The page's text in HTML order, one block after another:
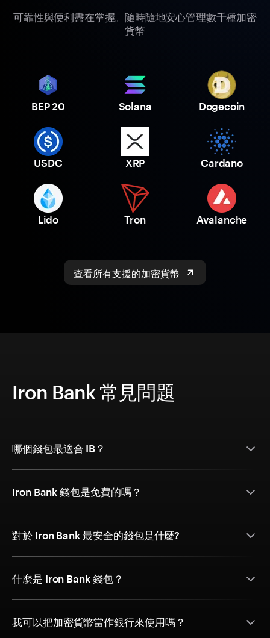
可靠性與便利盡在掌握。隨時隨地安心管理數千種加密
貨幣
BEP 20 Solana Dogecoin
USDC XRP Cardano
Lido Tron Avalanche
查看所有支援的加密貨幣
Iron Bank 常見問題
哪個錢包最適合 IB？
Iron Bank 錢包是免費的嗎？
對於 Iron Bank 最安全的錢包是什麼?
什麼是 Iron Bank 錢包？
我可以把加密貨幣當作銀行來使用嗎？